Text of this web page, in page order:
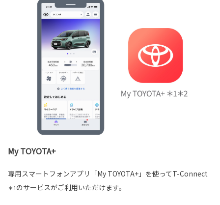
My TOYOTA+
専用スマートフォンアプリ「My TOYOTA+」を使ってT-Connect
＊1のサービスがご利用いただけます。